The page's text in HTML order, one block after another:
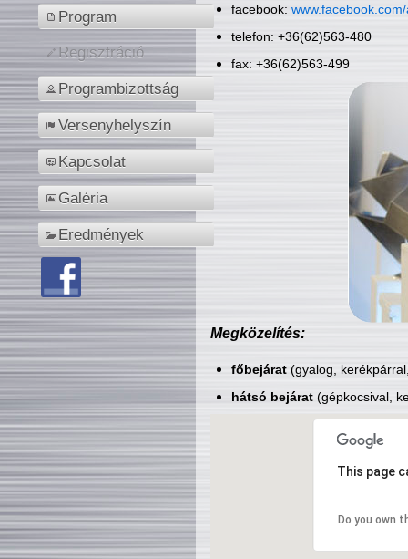
Program
Regisztráció
Programbizottság
Versenyhelyszín
Kapcsolat
Galéria
Eredmények
facebook:
telefon: +36(62)563-480
fax: +36(62)563-499
Megközelítés:
főbejárat(gyalog,
hátsó bejárat(gépkocsival,
This page
Do you own